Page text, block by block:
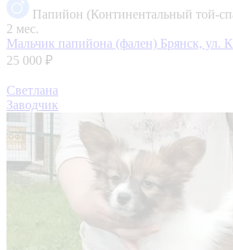
Папийон (Континентальный той-
2 мес.
Мальчик папийона (фален) Брянск, ул.
25 000 ₽
Светлана
Заводчик